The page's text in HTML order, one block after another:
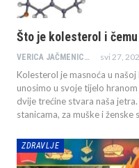
Što je kolesterol i
VERICA JAČMENICA JAZBEC svi 27,
Kolesterol je masnoća u
unosimo u svoje tijelo
dvije trećine stvara naša
stanicama, za muške i
ZDRAVLJE